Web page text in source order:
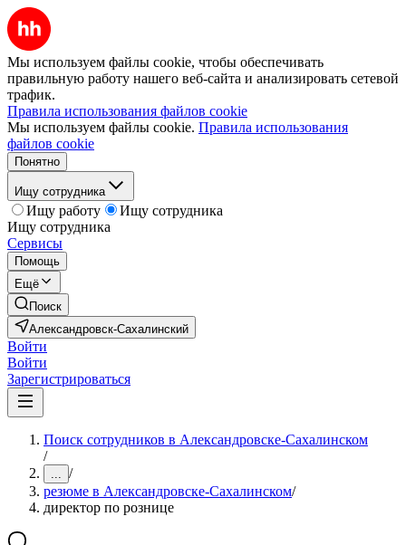
Мы используем файлы cookie, чтобы обеспечивать
правильную работу нашего веб-сайта и анализировать сетевой
трафик.
Правила использования файлов cookie
Мы используем файлы cookie. Правила использования
файлов cookie
Понятно
Ищу сотрудника
Ищу работу
Ищу сотрудника
Ищу сотрудника
Сервисы
Помощь
Ещё
Поиск
Александровск-Сахалинский
Войти
Войти
Зарегистрироваться
Поиск сотрудников в Александровске-Сахалинском
/
... /
резюме в Александровске-Сахалинском/
директор по рознице